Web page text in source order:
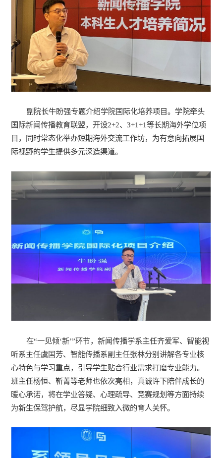
副院长牛盼强专题介绍学院国际化培养项目。学院牵头
国际新闻传播教育联盟，开设2+2、3+1+1等长期海外学位项
目，同时常态化举办短期海外交流工作坊，为有意向拓展国
际视野的学生提供多元深造渠道。
在“一见倾‘新’”环节，新闻传播学系主任齐爱军、智能视
听系主任虞国芳、智能传播系副主任张林分别讲解各专业核
心特色与学习重点，引导学生贴合行业需求打磨专业能力。
班主任杨恒、靳菁等老师也依次亮相，真诚许下陪伴成长的
暖心承诺，将在学业答疑、心理疏导、竞赛规划等方面持续
为新生保驾护航，尽显学院细致入微的育人关怀。